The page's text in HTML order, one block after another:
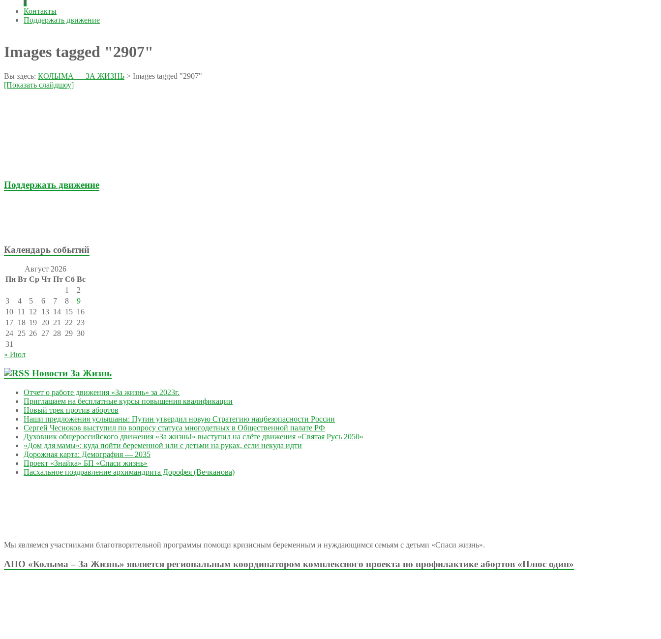
Контакты
Поддержать движение
Images tagged "2907"
Вы здесь: КОЛЫМА — ЗА ЖИЗНЬ > Images tagged "2907"
[Показать слайдшоу]
Поддержать движение
Календарь событий
Август 2026
Пн Вт Ср Чт Пт Сб Вс
1
2
3
4 5 6 7 8
9
10 11 12 13 14 15 16
17 18 19 20 21 22 23
24 25 26 27 28 29 30
31
« Июл
Новости За Жизнь
Отчет о работе движения «За жизнь» за 2023г.
Приглашаем на бесплатные курсы повышения квалификации
Новый трек против абортов
Наши предложения услышаны: Путин утвердил новую Стратегию нацбезопасности России
Сергей Чесноков выступил по вопросу статуса многодетных в Общественной палате РФ
Духовник общероссийского движения «За жизнь!» выступил на слёте движения «Святая Русь 2050»
«Дом для мамы»: куда пойти беременной или с детьми на руках, если некуда идти
Дорожная карта: Демография — 2035
Проект «Знайка» БП «Спаси жизнь»
Пасхальное поздравление архимандрита Дорофея (Вечканова)
Мы являемся участниками благотворительной программы помощи кризисным беременным и нуждающимся семьям с детьми «Спаси жизнь».
АНО «Колыма – За Жизнь» является региональным координатором комплексного проекта по профилактике абортов «Плюс один»